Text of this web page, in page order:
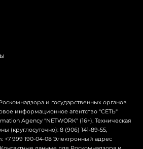
и государственных органов
информационное агентство "СЕТЬ"
Agency "NETWORK" (16+). Техническая
(круглосуточно): 8 (906) 141-89-55,
+7 999 190-04-08 Электронный адрес